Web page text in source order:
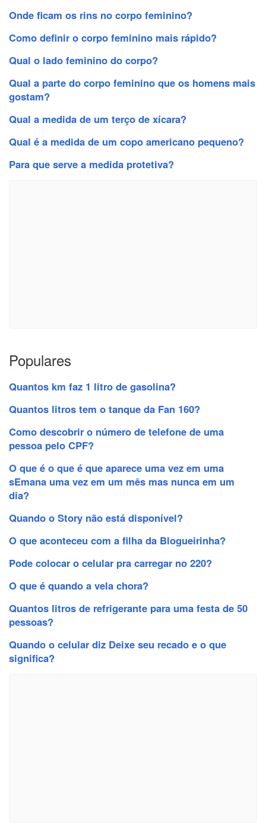
Onde ficam os rins no corpo feminino?
Como definir o corpo feminino mais rápido?
Qual o lado feminino do corpo?
Qual a parte do corpo feminino que os homens mais
gostam?
Qual a medida de um terço de xícara?
Qual é a medida de um copo americano pequeno?
Para que serve a medida protetiva?
Populares
Quantos km faz 1 litro de gasolina?
Quantos litros tem o tanque da Fan 160?
Como descobrir o número de telefone de uma
pessoa pelo CPF?
O que é o que é que aparece uma vez em uma
sEmana uma vez em um mês mas nunca em um
dia?
Quando o Story não está disponível?
O que aconteceu com a filha da Blogueirinha?
Pode colocar o celular pra carregar no 220?
O que é quando a vela chora?
Quantos litros de refrigerante para uma festa de 50
pessoas?
Quando o celular diz Deixe seu recado e o que
significa?